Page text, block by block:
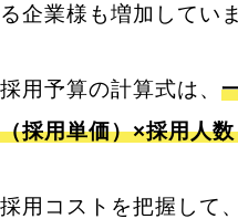
る企業様も増加してい
採用予算の計算式は、
（採用単価）×採用人
採用コストを把握して